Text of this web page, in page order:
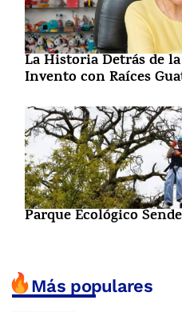
La Historia Detrás de
Invento con Raíces
Parque Ecológico
Más populares